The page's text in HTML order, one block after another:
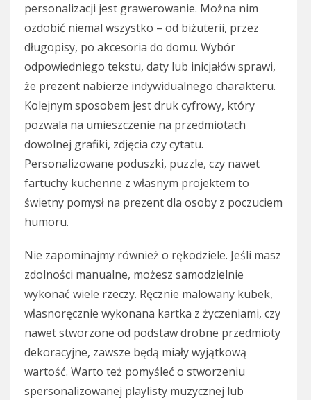
personalizacji jest grawerowanie. Można nim
ozdobić niemal wszystko – od biżuterii, przez
długopisy, po akcesoria do domu. Wybór
odpowiedniego tekstu, daty lub inicjałów sprawi,
że prezent nabierze indywidualnego charakteru.
Kolejnym sposobem jest druk cyfrowy, który
pozwala na umieszczenie na przedmiotach
dowolnej grafiki, zdjęcia czy cytatu.
Personalizowane poduszki, puzzle, czy nawet
fartuchy kuchenne z własnym projektem to
świetny pomysł na prezent dla osoby z poczuciem
humoru.
Nie zapominajmy również o rękodziele. Jeśli masz
zdolności manualne, możesz samodzielnie
wykonać wiele rzeczy. Ręcznie malowany kubek,
własnoręcznie wykonana kartka z życzeniami, czy
nawet stworzone od podstaw drobne przedmioty
dekoracyjne, zawsze będą miały wyjątkową
wartość. Warto też pomyśleć o stworzeniu
spersonalizowanej playlisty muzycznej lub